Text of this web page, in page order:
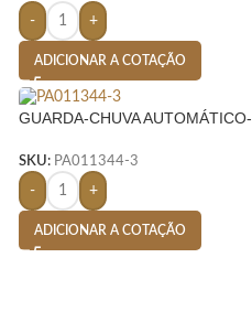
- +
ADICIONAR A COTAÇÃO
GUARDA-CHUVA AUTOMÁTICO-
SKU: PA011344-3
- +
ADICIONAR A COTAÇÃO